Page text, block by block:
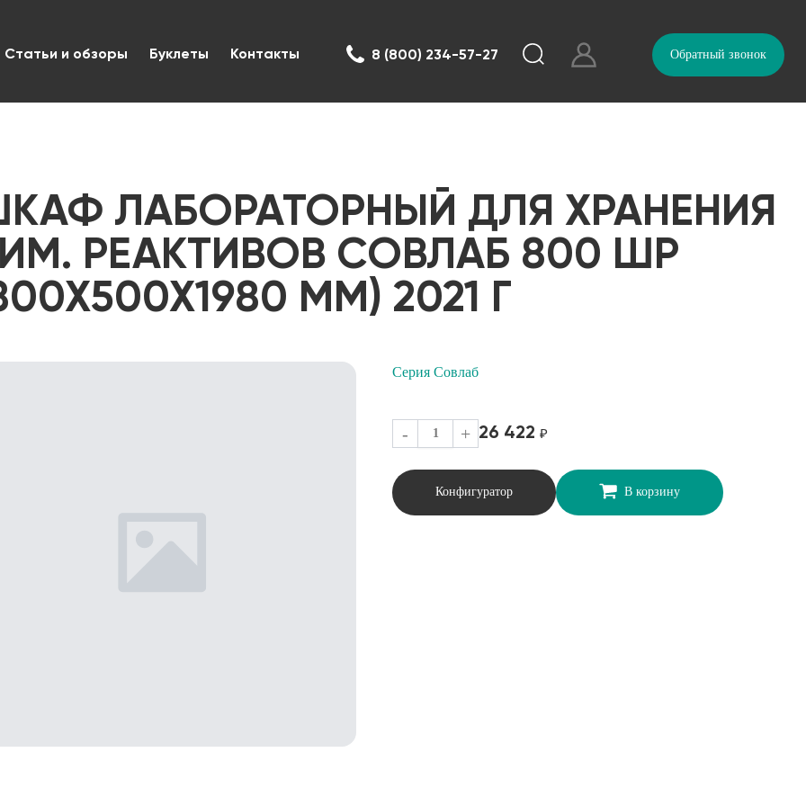
Статьи и обзоры Буклеты Контакты 8 (800) 234-57-27 Обратный звонок
ЛАБОРАТОРНЫЙ ДЛЯ ХРАНЕНИЯ
РЕАКТИВОВ СОВЛАБ 800 ШР
ММ) 2021 Г
Серия Совлаб
- + 26 422 ₽
Конфигуратор В корзину